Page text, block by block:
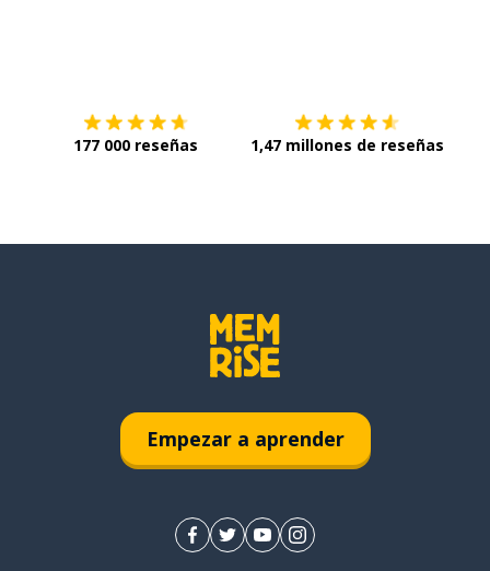
177 000 reseñas 1,47 millones de reseñas
Empezar a aprender